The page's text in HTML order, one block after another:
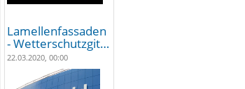
Lamellenfassaden
- Wetterschutzgit…
22.03.2020, 00:00